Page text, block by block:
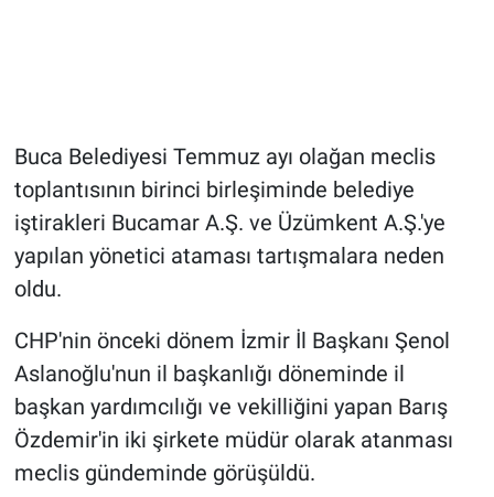
Buca Belediyesi Temmuz ayı olağan meclis
toplantısının birinci birleşiminde belediye
iştirakleri Bucamar A.Ş. ve Üzümkent A.Ş.'ye
yapılan yönetici ataması tartışmalara neden
oldu.
CHP'nin önceki dönem İzmir İl Başkanı Şenol
Aslanoğlu'nun il başkanlığı döneminde il
başkan yardımcılığı ve vekilliğini yapan Barış
Özdemir'in iki şirkete müdür olarak atanması
meclis gündeminde görüşüldü.